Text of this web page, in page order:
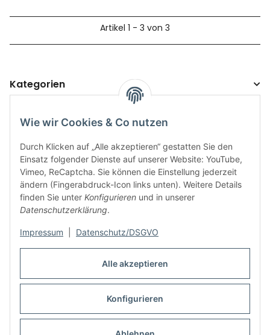
Alle akzeptieren
Konfigurieren
Wie wir Cookies & Co nutzen
Durch Klicken auf „Alle akzeptieren“ gestatten Sie den
Einsatz folgender Dienste auf unserer Website: YouTube,
Vimeo, ReCaptcha. Sie können die Einstellung jederzeit
ändern (Fingerabdruck-Icon links unten). Weitere Details
finden Sie unter Konfigurieren und in unserer
Datenschutzerklärung.
Impressum Datenschutz/DSGVO
Artikel 1 - 3 von 3
Kategorien
Informationen
Rechtliches
Vertrag widerrufen
* Alle Preise inkl. gesetzlicher USt., zzgl.Versand